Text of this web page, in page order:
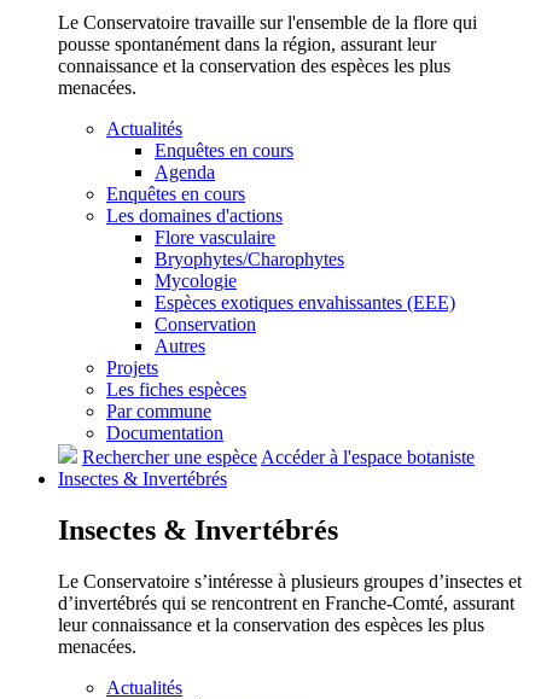
Le Conservatoire travaille sur l'ensemble de la flore qui
pousse spontanément dans la région, assurant leur
connaissance et la conservation des espèces les plus
menacées.
Actualités
Enquêtes en cours
Agenda
Enquêtes en cours
Les domaines d'actions
Flore vasculaire
Bryophytes/Charophytes
Mycologie
Espèces exotiques envahissantes (EEE)
Conservation
Autres
Projets
Les fiches espèces
Par commune
Documentation
Rechercher une espèceAccéder à l'espace botaniste
Insectes & Invertébrés
Insectes & Invertébrés
Le Conservatoire s’intéresse à plusieurs groupes d’insectes et
d’invertébrés qui se rencontrent en Franche-Comté, assurant
leur connaissance et la conservation des espèces les plus
menacées.
Actualités